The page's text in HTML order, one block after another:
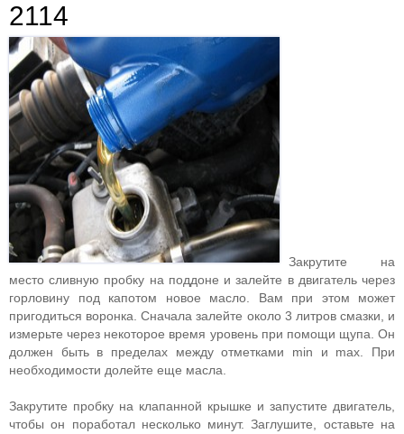
2114
Закрутите на
место сливную пробку на поддоне и залейте в двигатель через
горловину под капотом новое масло. Вам при этом может
пригодиться воронка. Сначала залейте около 3 литров смазки, и
измерьте через некоторое время уровень при помощи щупа. Он
должен быть в пределах между отметками min и max. При
необходимости долейте еще масла.
Закрутите пробку на клапанной крышке и запустите двигатель,
чтобы он поработал несколько минут. Заглушите, оставьте на